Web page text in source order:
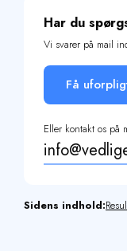
Har du
Vi svarer på mail
Få
Eller kontakt os på
Sidens indhold: